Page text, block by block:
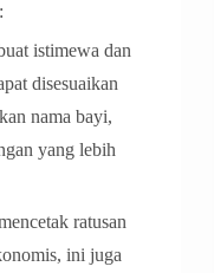
istimewa dan
disesuaikan
nama bayi,
yang lebih
ratusan
ini juga